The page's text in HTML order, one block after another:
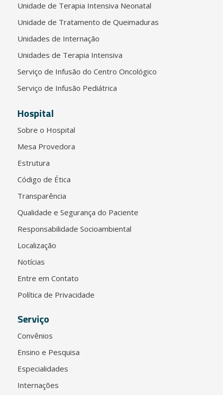
Unidade de Terapia Intensiva Neonatal
Unidade de Tratamento de Queimaduras
Unidades de Internação
Unidades de Terapia Intensiva
Serviço de Infusão do Centro Oncológico
Serviço de Infusão Pediátrica
Hospital
Sobre o Hospital
Mesa Provedora
Estrutura
Código de Ética
Transparência
Qualidade e Segurança do Paciente
Responsabilidade Socioambiental
Localização
Notícias
Entre em Contato
Política de Privacidade
Serviço
Convênios
Ensino e Pesquisa
Especialidades
Internações